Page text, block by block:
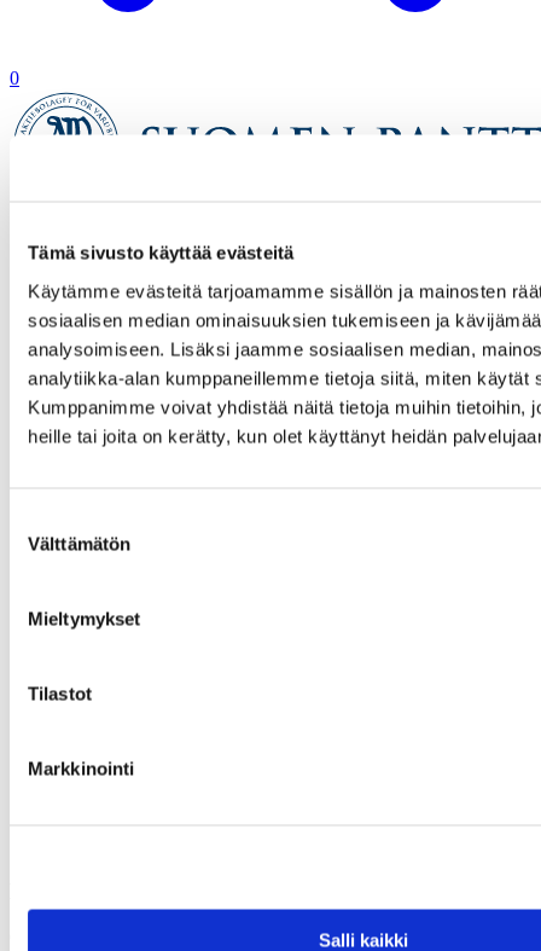
Tämä sivusto käyttää evästeitä
Käytämme evästeitä tarjoamamme sisällön ja mainosten
sosiaalisen median ominaisuuksien tukemiseen ja
analysoimiseen. Lisäksi jaamme sosiaalisen median,
analytiikka-alan kumppaneillemme tietoja siitä, miten käytät
Kumppanimme voivat yhdistää näitä tietoja muihin tietoihin,
heille tai joita on kerätty, kun olet käyttänyt heidän
valinta
Välttämätön
Mieltymykset
Tilastot
Markkinointi
Salli kaikki
0
Verkkokauppa
Olet antanut virheellisen osoitteen tai kyseinen esine on varattu tai